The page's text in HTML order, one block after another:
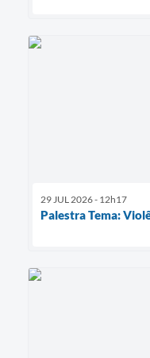
29 JUL 2026 - 12h17
Palestra Tema: